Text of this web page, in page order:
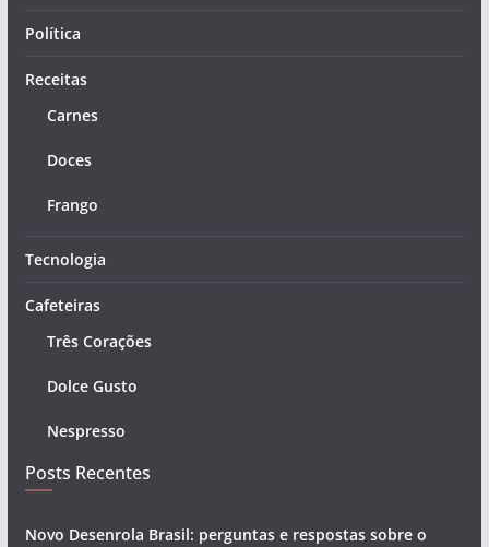
Política
Receitas
Carnes
Doces
Frango
Tecnologia
Cafeteiras
Três Corações
Dolce Gusto
Nespresso
Posts Recentes
Novo Desenrola Brasil: perguntas e respostas sobre o